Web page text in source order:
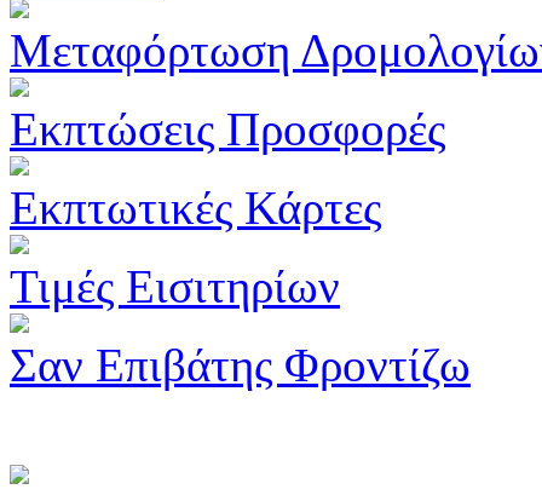
Μεταφόρτωση
Εκπτώσεις Προσφορές
Εκπτωτικές Κάρτες
Τιμές Εισιτηρίων
Σαν Επιβάτης Φροντίζω